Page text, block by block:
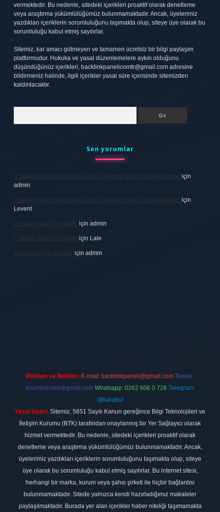
vermektedir. Bu nedenle, sitedeki içerikleri proaktif olarak denetleme
veya araştırma yükümlülüğümüz bulunmamaktadır. Ancak, üyelerimiz
yazdıkları içeriklerin sorumluluğunu taşımakta olup, siteye üye olarak bu
sorumluluğu kabul etmiş sayılırlar.
Sitemiz, kar amacı gütmeyen ve tamamen ücretsiz bir bilgi paylaşım
platformudur. Hukuka ve yasal düzenlemelere aykırı olduğunu
düşündüğünüz içerikleri, backlinkpanelicomtr@gmail.com adresine
bildirmeniz halinde, ilgili içerikler yasal süre içerisinde sitemizden
kaldırılacaktır.
Son yorumlar
3 Bilgiyi Işleme Kuramına Göre Öğrenme Nasıl Olur Açıklayınız için
admin
3 Bilgiyi Işleme Kuramına Göre Öğrenme Nasıl Olur Açıklayınız için
Levent
2 Belge Nasıl Birleştirilir için admin
2 Belge Nasıl Birleştirilir için Lale
Baskın Alel Ne Demek için admin
Reklam ve İletişim: E-mail: backlinkpaneli@gmail.com Teams:
forumhizmeti@gmail.com Whatsapp: 0262 606 0 726 Telegram:
@karabul
Yasal Uyarı: Sitemiz, 5651 Sayılı Kanun gereğince Bilgi Teknolojileri ve
İletişim Kurumu (BTK) tarafından onaylanmış bir Yer Sağlayıcı olarak
hizmet vermektedir. Bu nedenle, sitedeki içerikleri proaktif olarak
denetleme veya araştırma yükümlülüğümüz bulunmamaktadır. Ancak,
üyelerimiz yazdıkları içeriklerin sorumluluğunu taşımakta olup, siteye
üye olarak bu sorumluluğu kabul etmiş sayılırlar. Bu internet sitesi,
herhangi bir marka, kurum veya şahıs şirketi ile hiçbir bağlantısı
bulunmamaktadır. Sitede yalnızca kendi hazırladığımız makaleler
paylaşılmaktadır. Burada yer alan içerikler haber niteliği taşımamakta